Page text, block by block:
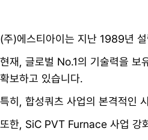
(주)에스티아이는 지난 1989년
현재, 글로벌 No.1의 기술력을 보
확보하고 있습니다.
특히, 합성쿼츠 사업의 본격적인
또한, SiC PVT Furnace 사업 강